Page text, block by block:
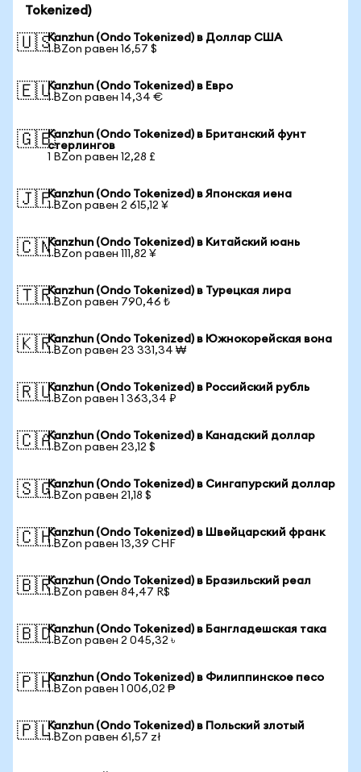
Tokenized)
🇺🇸Kanzhun (Ondo Tokenized) в Доллар США
1 BZon равен 16,57 $
🇪🇺Kanzhun (Ondo Tokenized) в Евро
1 BZon равен 14,34 €
🇬🇧Kanzhun (Ondo Tokenized) в Британский фунт
стерлингов
1 BZon равен 12,28 £
🇯🇵Kanzhun (Ondo Tokenized) в Японская иена
1 BZon равен 2 615,12 ¥
🇨🇳Kanzhun (Ondo Tokenized) в Китайский юань
1 BZon равен 111,82 ¥
🇹🇷Kanzhun (Ondo Tokenized) в Турецкая лира
1 BZon равен 790,46 ₺
🇰🇷Kanzhun (Ondo Tokenized) в Южнокорейская вона
1 BZon равен 23 331,34 ₩
🇷🇺Kanzhun (Ondo Tokenized) в Российский рубль
1 BZon равен 1 363,34 ₽
🇨🇦Kanzhun (Ondo Tokenized) в Канадский доллар
1 BZon равен 23,12 $
🇸🇬Kanzhun (Ondo Tokenized) в Сингапурский доллар
1 BZon равен 21,18 $
🇨🇭Kanzhun (Ondo Tokenized) в Швейцарский франк
1 BZon равен 13,39 CHF
🇧🇷Kanzhun (Ondo Tokenized) в Бразильский реал
1 BZon равен 84,47 R$
🇧🇩Kanzhun (Ondo Tokenized) в Бангладешская така
1 BZon равен 2 045,32 ৳
🇵🇭Kanzhun (Ondo Tokenized) в Филиппинское песо
1 BZon равен 1 006,02 ₱
🇵🇱Kanzhun (Ondo Tokenized) в Польский злотый
1 BZon равен 61,57 zł